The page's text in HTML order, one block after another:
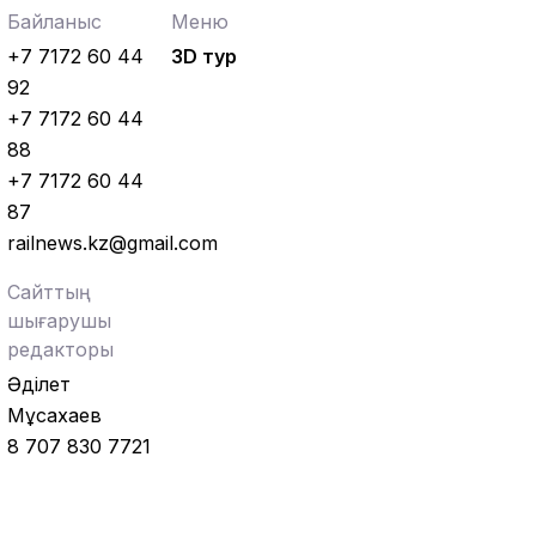
Байланыс
+7 7172 60 44
92
+7 7172 60 44
88
+7 7172 60 44
87
railnews.kz@gmail.com
Сайттың
шығарушы
редакторы
Әділет
Мұсахаев
8 707 830 7721
Меню
3D тур